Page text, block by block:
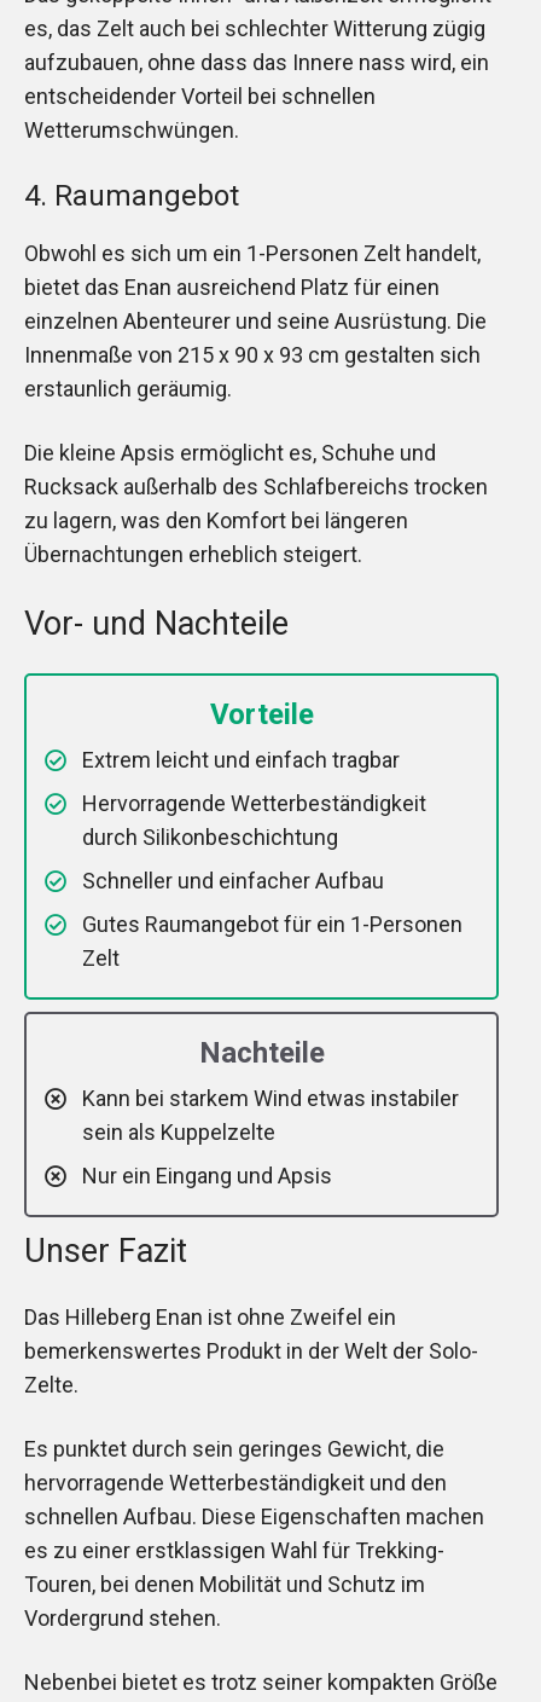
es, das Zelt auch bei schlechter Witterung zügig
aufzubauen, ohne dass das Innere nass wird, ein
entscheidender Vorteil bei schnellen
Wetterumschwüngen.
4. Raumangebot
Obwohl es sich um ein 1-Personen Zelt handelt,
bietet das Enan ausreichend Platz für einen
einzelnen Abenteurer und seine Ausrüstung. Die
Innenmaße von 215 x 90 x 93 cm gestalten sich
erstaunlich geräumig.
Die kleine Apsis ermöglicht es, Schuhe und
Rucksack außerhalb des Schlafbereichs trocken
zu lagern, was den Komfort bei längeren
Übernachtungen erheblich steigert.
Vor- und Nachteile
Vorteile
Extrem leicht und einfach tragbar
Hervorragende Wetterbeständigkeit
durch Silikonbeschichtung
Schneller und einfacher Aufbau
Gutes Raumangebot für ein 1-Personen
Zelt
Nachteile
Kann bei starkem Wind etwas instabiler
sein als Kuppelzelte
Nur ein Eingang und Apsis
Unser Fazit
Das Hilleberg Enan ist ohne Zweifel ein
bemerkenswertes Produkt in der Welt der Solo-
Zelte.
Es punktet durch sein geringes Gewicht, die
hervorragende Wetterbeständigkeit und den
schnellen Aufbau. Diese Eigenschaften machen
es zu einer erstklassigen Wahl für Trekking-
Touren, bei denen Mobilität und Schutz im
Vordergrund stehen.
Nebenbei bietet es trotz seiner kompakten Größe